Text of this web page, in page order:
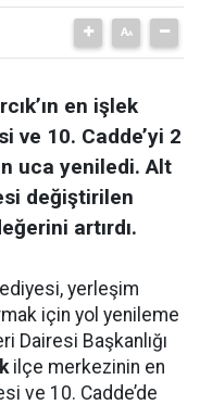
en işlek
ve 10. Cadde’yi 2
uca yeniledi. Alt
değiştirilen
artırdı.
yerleşim
için yol yenileme
Dairesi Başkanlığı
ilçe merkezinin en
ve 10. Cadde’de